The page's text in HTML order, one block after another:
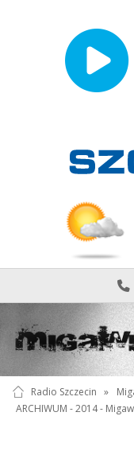
Radio Szczecin »
ARCHIWUM - 2014 -